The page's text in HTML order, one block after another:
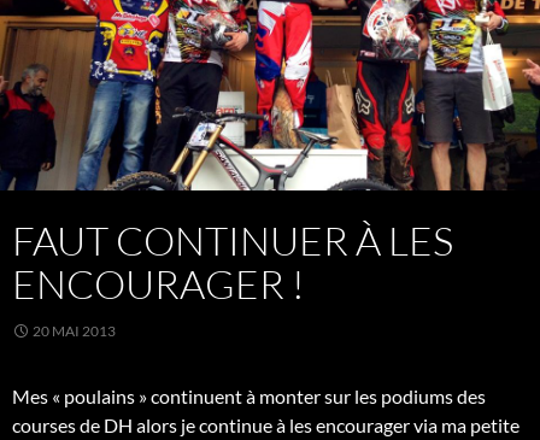
FAUT CONTINUER À LES
ENCOURAGER !
20 MAI 2013
Mes « poulains » continuent à monter sur les podiums des
courses de DH alors je continue à les encourager via ma petite